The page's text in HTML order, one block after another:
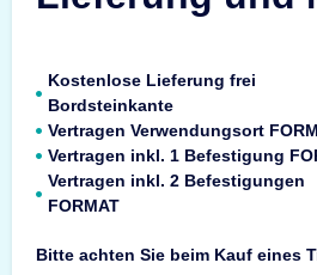
Kostenlose Lieferung frei
Bordsteinkante
Vertragen Verwendungsort
Vertragen inkl. 1 Befestigung
Vertragen inkl. 2 Befestigungen
FORMAT
Bitte achten Sie beim Kauf eines